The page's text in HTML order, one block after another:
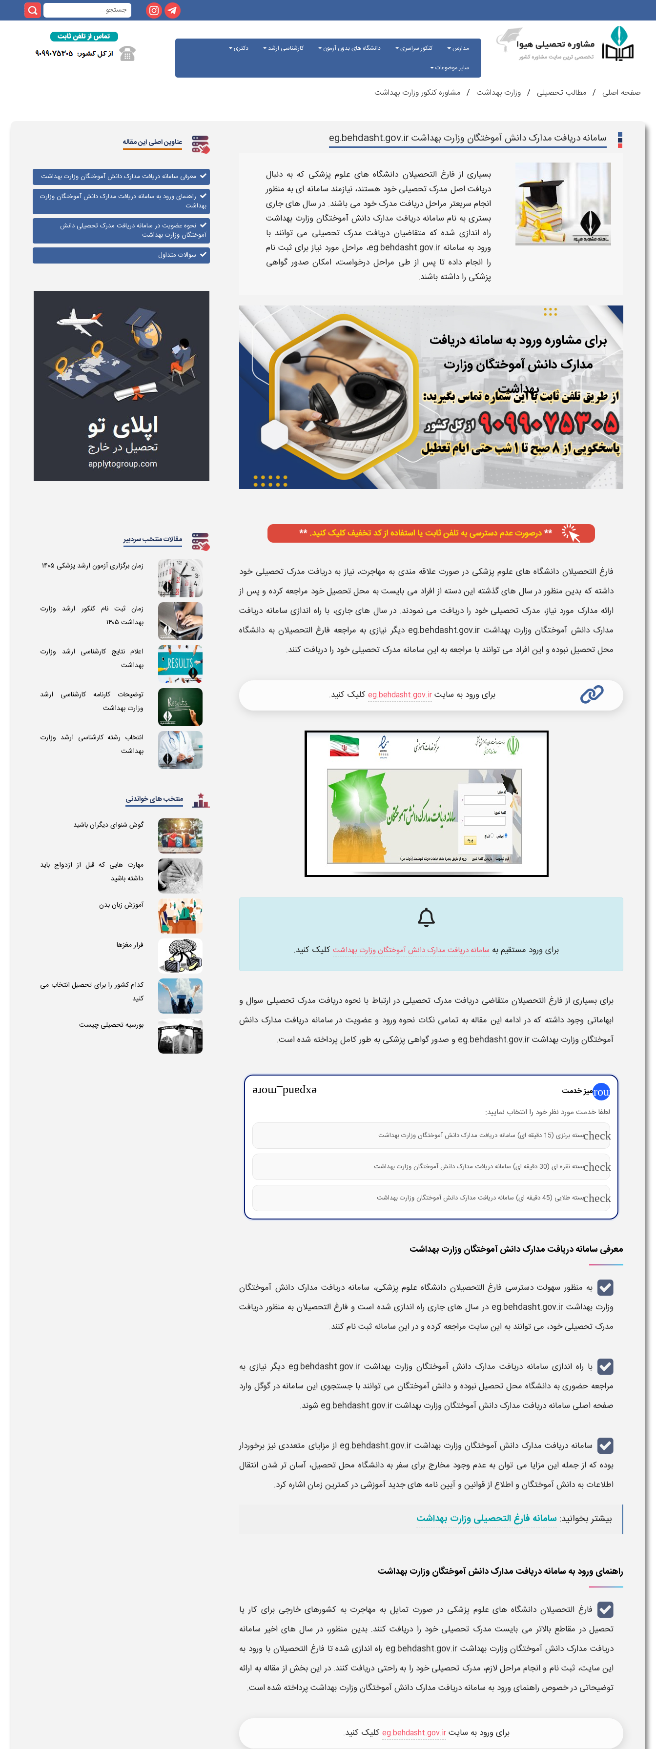
مدارس کنکور سراسری دانشگاه های بدون آزمون کارشناسی ارشد
دکتری
سایر موضوعات
صفحه اصلی مطالب تحصیلی وزارت بهداشت مشاوره کنکور وزارت بهداشت
سامانه دریافت مدارک دانش آموختگان وزارت بهداشت eg.behdasht.gov.ir
بسیاری از فارغ التحصیلان دانشگاه های علوم پزشکی که به دنبال
دریافت اصل مدرک تحصیلی خود هستند، نیازمند سامانه ای به منظور
انجام سریعتر مراحلدریافت مدرکخود می باشند. در سال های جاری
بستری به نام سامانه دریافت مدارک دانش آموختگان وزارت بهداشت
راه اندازی شده که متقاضیان دریافت مدرک تحصیلی می توانند با
ورود به سامانه eg.behdasht.gov.ir
، مراحل مورد نیاز برای ثبت نام
را انجام داده تا پس از طی مراحل درخواست، امکان صدور گواهی
پزشکی را داشته باشند.
برای مشاوره ورود به سامانه دریافت
مدارک دانش آموختگان وزارت
بهداشت
فارغ التحصیلان دانشگاه های علومپزشکی در صورت علاقه مندی به مهاجرت، نیاز به دریافت مدرک تحصیلی خود
داشته که بدین منظور در سال های گذشته این دسته از افراد می بایست به محل تحصیل خود مراجعه کرده و پس از
ارائه مدارک مورد نیاز، مدرک تحصیلی خود رادریافت می نمودند. در سال های جاری، با راه اندازی سامانه دریافت
مدارک دانش آموختگان وزارت بهداشت eg.behdasht.gov.ir
دیگر نیازی به مراجعه فارغ التحصیلان به دانشگاه
محل تحصیل نبوده و این افراد می توانند با مراجعه به این سامانه مدرک تحصیلیخود را دریافت کنند.
برای ورود به سایت eg.behdasht.gov.irکلیک کنید.
برای ورود مستقیم به سامانه دریافت مدارک دانش آموختگان وزارت بهداشتکلیک کنید.
برای بسیاری از فارغ التحصیلان متقاضی دریافت مدرک تحصیلی در ارتباط با نحوهدریافت مدرک تحصیلی سوال و
ابهاماتی وجود داشته که در ادامه این مقاله به تمامی نکات نحوه ورود و عضویت در سامانه دریافت مدارک دانش
آموختگان وزارت بهداشت eg.behdasht.gov.ir
و صدور گواهی پزشکی به طور کامل پرداخته شده است.
groupمیز خدمت expand_more
لطفا خدمت مورد نظر خود را انتخاب نمایید:
checkبسته برنزی (15 دقیقه ای) سامانه دریافت مدارک دانش آموختگان وزارت بهداشت
checkبسته نقره ای (30 دقیقه ای) سامانه دریافت مدارک دانش آموختگان وزارت بهداشت
checkبسته طلایی (45 دقیقه ای) سامانه دریافت مدارک دانش آموختگان وزارت بهداشت
معرفی سامانه دریافت مدارک دانش آموختگان وزارت بهداشت
به منظور سهولت دسترسی فارغ التحصیلان دانشگاه علوم پزشکی، سامانه دریافت مدارک دانش آموختگان
وزارت بهداشت eg.behdasht.gov.ir
در سال های جاری راه اندازی شده است و فارغ التحصیلان به منظور دریافت
مدرک تحصیلیخود، می توانند به این سایت مراجعه کرده و در این سامانه ثبت نام کنند.
با راه اندازی سامانه دریافت مدارک دانش آموختگان وزارت بهداشت eg.behdasht.gov.ir
دیگر نیازی به
مراجعه حضوری به دانشگاه محل تحصیل نبوده و دانش آموختگان می توانند با جستجوی این سامانه در گوگل وارد
صفحه اصلی سامانه دریافت مدارک دانش آموختگان وزارت بهداشت eg.behdasht.gov.ir شوند.
سامانه دریافت مدارک دانش آموختگان وزارت بهداشت eg.behdasht.gov.ir
از مزایای متعددی نیز برخوردار
بوده که از جمله این مزایا می توان به عدم وجود مخارج برای سفر به دانشگاه محل تحصیل، آسان تر شدن انتقال
اطلاعات به دانش آموختگان و اطلاع از قوانین و آیین نامه های جدید آموزشی در کمترین زمان اشاره کرد.
بیشتر بخوانید:سامانه فارغ التحصیلی وزارت بهداشت
راهنمای ورود به سامانه دریافت مدارک دانش آموختگان وزارت بهداشت
فارغ التحصیلان دانشگاه های علوم پزشکی در صورت تمایل به مهاجرت به کشورهای خارجی برای کار یا
تحصیل در مقاطع بالاتر می بایست مدرک تحصیلی خود را دریافت کنند. بدین منظور، در سال های اخیر سامانه
دریافت مدارک دانش آموختگان وزارت بهداشت eg.behdasht.gov.ir
راه اندازی شده تا فارغ التحصیلان با ورود به
این سایت، ثبت نام و انجام مراحل لازم، مدرک تحصیلی خود را به راحتی دریافت کنند. در این بخش از مقاله به ارائه
توضیحاتی در خصوص راهنمای ورود به سامانه دریافت مدارک دانش آموختگان وزارت بهداشتپرداخته شده است.
برای ورود به سایت eg.behdasht.gov.irکلیک کنید.
عناوین اصلی این مقاله
معرفی سامانه دریافت مدارک دانش آموختگان وزارت بهداشت
راهنمای ورود به سامانه دریافت مدارک دانش آموختگان وزارت
بهداشت
نحوه عضویت در سامانه دریافت مدرک تحصیلی دانش
آموختگان وزارت بهداشت
سوالات متداول
مقالات منتخب سردبیر
زمان برگزاری آزمون ارشد پزشکی ۱۴۰۵
زمان ثبت نام کنکور ارشد وزارت
بهداشت ۱۴۰۵
اعلام نتایج کارشناسی ارشد وزارت
بهداشت
توضیحات کارنامه کارشناسی ارشد
وزارت بهداشت
انتخاب رشته کارشناسی ارشد وزارت
بهداشت
منتخب های خواندنی
گوش شنوای دیگران باشید
مهارت هایی که قبل از ازدواج باید
داشته باشید
آموزش زبان بدن
فرار مغزها
کدام کشور را برای تحصیل انتخاب می
کنید
بورسیه تحصیلی چیست